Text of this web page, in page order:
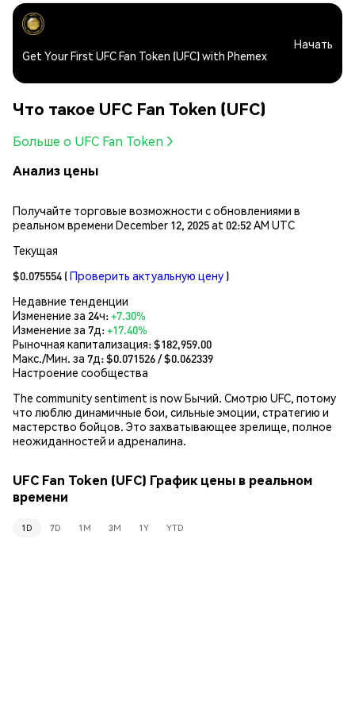
Get Your First UFC Fan Token (UFC) with Phemex
Начать
Что такое UFC Fan Token (UFC)
Больше о UFC Fan Token
Анализ цены
Получайте торговые возможности с обновлениями в
реальном времени December 12, 2025 at 02:52 AM UTC
Текущая
$0.075554 (Проверить актуальную цену )
Недавние тенденции
Изменение за 24ч:+7.30%
Изменение за 7д:+17.40%
Рыночная капитализация:$182,959.00
Макс./Мин. за 7д: $0.071526/ $0.062339
Настроение сообщества
The community sentiment is now Бычий. Смотрю UFC, потому
что люблю динамичные бои, сильные эмоции, стратегию и
мастерство бойцов. Это захватывающее зрелище, полное
неожиданностей и адреналина.
UFC Fan Token (UFC) График цены в реальном
времени
1D 7D 1M 3M 1Y YTD